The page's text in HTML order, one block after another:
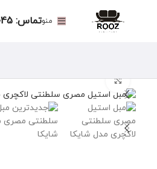
منوتماس: 09382389045
برای بزرگنمایی کلیک کنید